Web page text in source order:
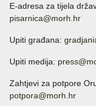
E-adresa za tijela
pisarnica@morh.hr
Upiti građana:
Upiti medija:
Zahtjevi za potpore
potpora@morh.hr